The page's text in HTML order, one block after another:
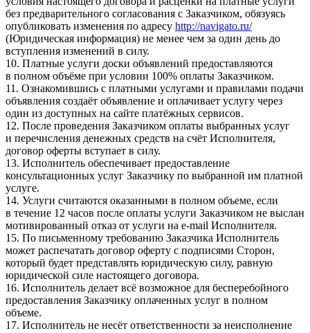
без предварительного согласования с Заказчиком, обязуясь
опубликовать изменения по адресу http://navigato.ru/
(Юридическая информация) не менее чем за один день до
вступления изменений в силу.
10. Платные услуги доски объявлений предоставляются
в полном объёме при условии 100% оплаты Заказчиком.
11. Ознакомившись с платными услугами и правилами подачи
объявления создаёт объявление и оплачивает услугу через
один из доступных на сайте платёжных сервисов.
12. После проведения Заказчиком оплаты выбранных услуг
и перечисления денежных средств на счёт Исполнителя,
договор оферты вступает в силу.
13. Исполнитель обеспечивает предоставление
консультационных услуг Заказчику по выбранной им платной
услуге.
14. Услуги считаются оказанными в полном объеме, если
в течение 12 часов после оплаты услуги Заказчиком не выслан
мотивированный отказ от услуги на e-mail Исполнителя.
15. По письменному требованию Заказчика Исполнитель
может распечатать договор оферту с подписями Сторон,
который будет представлять юридическую силу, равную
юридической силе настоящего договора.
16. Исполнитель делает всё возможное для бесперебойного
предоставления Заказчику оплаченных услуг в полном
объеме.
17. Исполнитель не несёт ответственности за неисполнение